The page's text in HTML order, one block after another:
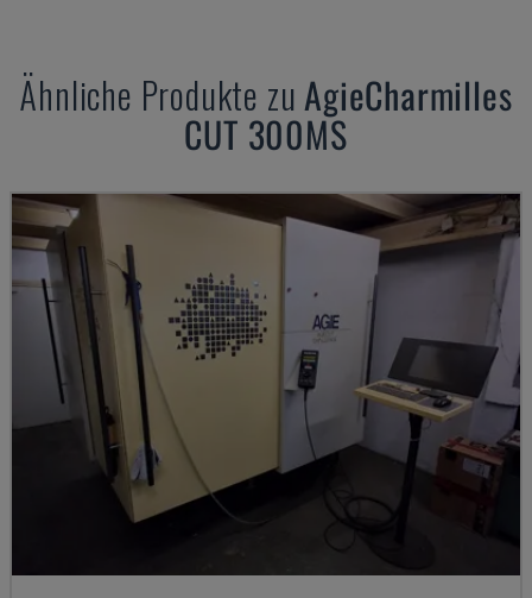
Ähnliche Produkte zuAgieCharmilles
CUT 300MS